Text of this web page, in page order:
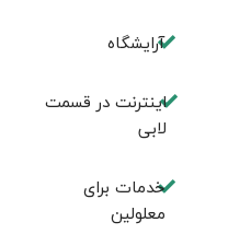
آرایشگاه
اینترنت در قسمت
لابی
خدمات برای
معلولین